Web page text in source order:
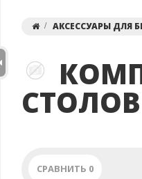
АКСЕССУАРЫ ДЛЯ
СТОЛОВ
СРАВНИТЬ 0